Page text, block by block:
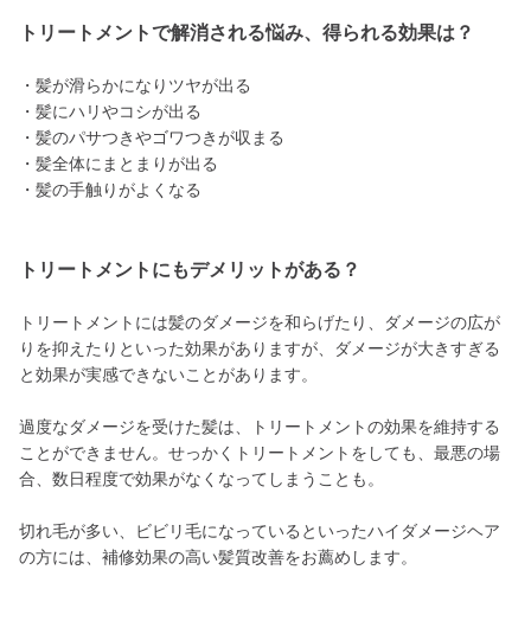
トリートメントで解消される悩み、得られる効果は？
・髪が滑らかになりツヤが出る
・髪にハリやコシが出る
・髪のパサつきやゴワつきが収まる
・髪全体にまとまりが出る
・髪の手触りがよくなる
トリートメントにもデメリットがある？
トリートメントには髪のダメージを和らげたり、ダメージの広が
りを抑えたりといった効果がありますが、ダメージが大きすぎる
と効果が実感できないことがあります。
過度なダメージを受けた髪は、トリートメントの効果を維持する
ことができません。せっかくトリートメントをしても、最悪の場
合、数日程度で効果がなくなってしまうことも。
切れ毛が多い、ビビリ毛になっているといったハイダメージヘア
の方には、補修効果の高い髪質改善をお薦めします。